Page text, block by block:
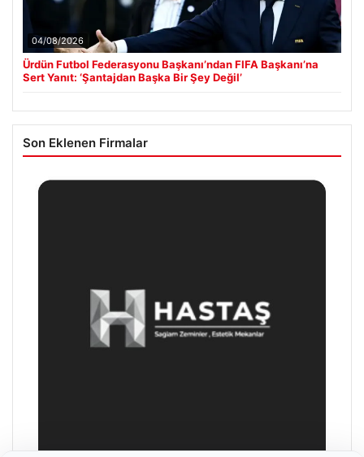
04/08/2026
Ürdün Futbol Federasyonu Başkanı’ndan FIFA Başkanı’na
Sert Yanıt: ‘Şantajdan Başka Bir Şey Değil’
Son Eklenen Firmalar